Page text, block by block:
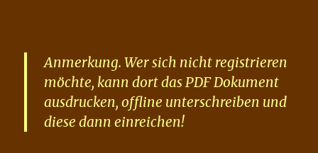
Anmerkung. Wer sich nicht registrieren
möchte, kann dort das PDF Dokument
ausdrucken, offline unterschreiben und
diese dann einreichen!